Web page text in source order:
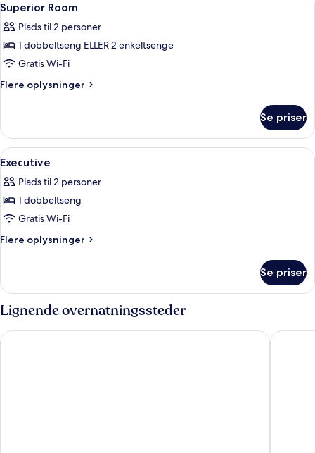
alle
billeder
af
Superior
Room
3
Superior Room
Plads til 2 personer
1 dobbeltseng ELLER 2 enkeltsenge
Gratis Wi-Fi
Flere oplysninger
Flere
Room
Se priser
Indlæs
alle
billeder
af
Executive
Premium-sengetøj, minibar,
5
Executive
Plads til 2 personer
1 dobbeltseng
Gratis Wi-Fi
Flere oplysninger
Flere
Se priser
Lignende overnatningssteder
Barceló Sants B-Hotel